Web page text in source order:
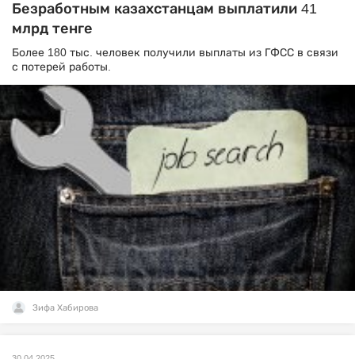
Безработным казахстанцам выплатили 41
млрд тенге
Более 180 тыс. человек получили выплаты из ГФСС в связи
с потерей работы.
Зифа Хабирова